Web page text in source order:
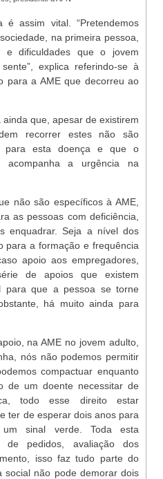
é assim vital. “Pretendemos
na primeira pessoa,
e dificuldades que o jovem
explica referindo-se à
para a AME que decorreu ao
que, apesar de existirem
recorrer estes não são
para esta doença e que o
acompanha a urgência na
não são específicos à AME,
as pessoas com deficiência,
enquadrar. Seja a nível dos
para a formação e frequência
apoio aos empregadores,
de apoios que existem
para que a pessoa se torne
há muito ainda para
na AME no jovem adulto,
nós não podemos permitir
compactuar enquanto
de um doente necessitar de
todo esse direito estar
ter de esperar dois anos para
sinal verde. Toda esta
de pedidos, avaliação dos
isso faz tudo parte do
social não pode demorar dois